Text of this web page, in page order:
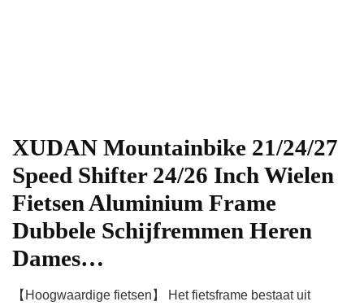
XUDAN Mountainbike 21/24/27
Speed Shifter 24/26 Inch Wielen
Fietsen Aluminium Frame
Dubbele Schijfremmen Heren
Dames…
【Hoogwaardige fietsen】 Het fietsframe bestaat uit